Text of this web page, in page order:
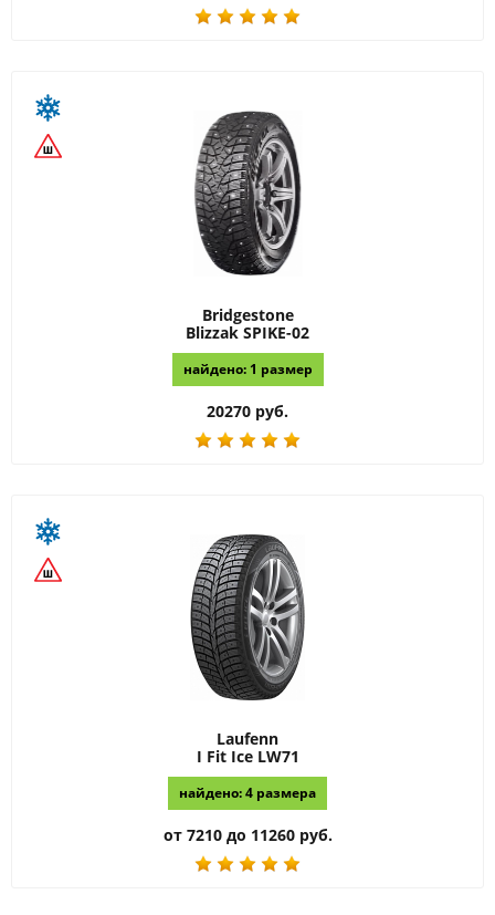
Bridgestone
Blizzak SPIKE-02
найдено: 1 размер
20270 руб.
Laufenn
I Fit Ice LW71
найдено: 4 размера
от 7210 до 11260 руб.